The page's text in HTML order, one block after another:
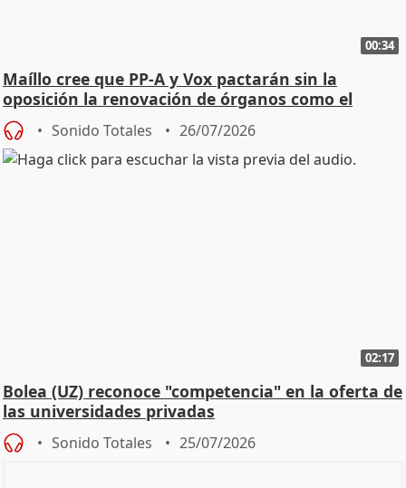
00:34
Maíllo cree que PP-A y Vox pactarán sin la
oposición la renovación de órganos como el
Defensor
Sonido Totales 26/07/2026
02:17
Bolea (UZ) reconoce "competencia" en la oferta de
las universidades privadas
Sonido Totales 25/07/2026